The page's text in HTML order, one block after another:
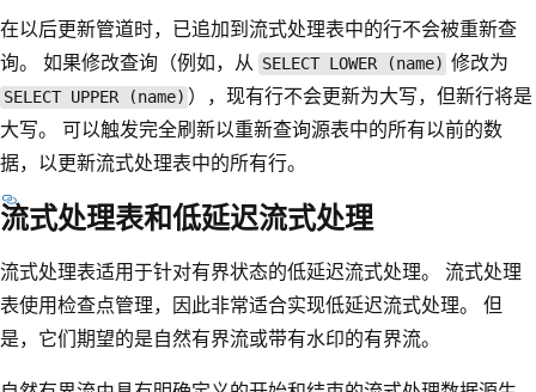
在以后更新管道时，已追加到流式处理表中的行不会被重新查
询。 如果修改查询（例如，从 SELECT LOWER (name) 修改为
SELECT UPPER (name) ），现有行不会更新为大写，但新行将是
大写。 可以触发完全刷新以重新查询源表中的所有以前的数
据，以更新流式处理表中的所有行。
流式处理表和低延迟流式处理
流式处理表适用于针对有界状态的低延迟流式处理。 流式处理
表使用检查点管理，因此非常适合实现低延迟流式处理。 但
是，它们期望的是自然有界流或带有水印的有界流。